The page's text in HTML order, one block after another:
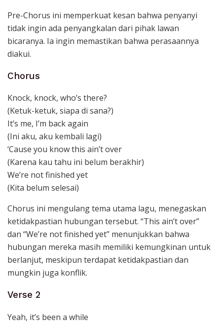
Pre-Chorus ini memperkuat kesan bahwa penyanyi
tidak ingin ada penyangkalan dari pihak lawan
bicaranya. Ia ingin memastikan bahwa perasaannya
diakui.
Chorus
Knock, knock, who’s there?
(Ketuk-ketuk, siapa di sana?)
It’s me, I’m back again
(Ini aku, aku kembali lagi)
‘Cause you know this ain’t over
(Karena kau tahu ini belum berakhir)
We’re not finished yet
(Kita belum selesai)
Chorus ini mengulang tema utama lagu, menegaskan
ketidakpastian hubungan tersebut. “This ain’t over”
dan “We’re not finished yet” menunjukkan bahwa
hubungan mereka masih memiliki kemungkinan untuk
berlanjut, meskipun terdapat ketidakpastian dan
mungkin juga konflik.
Verse 2
Yeah, it’s been a while